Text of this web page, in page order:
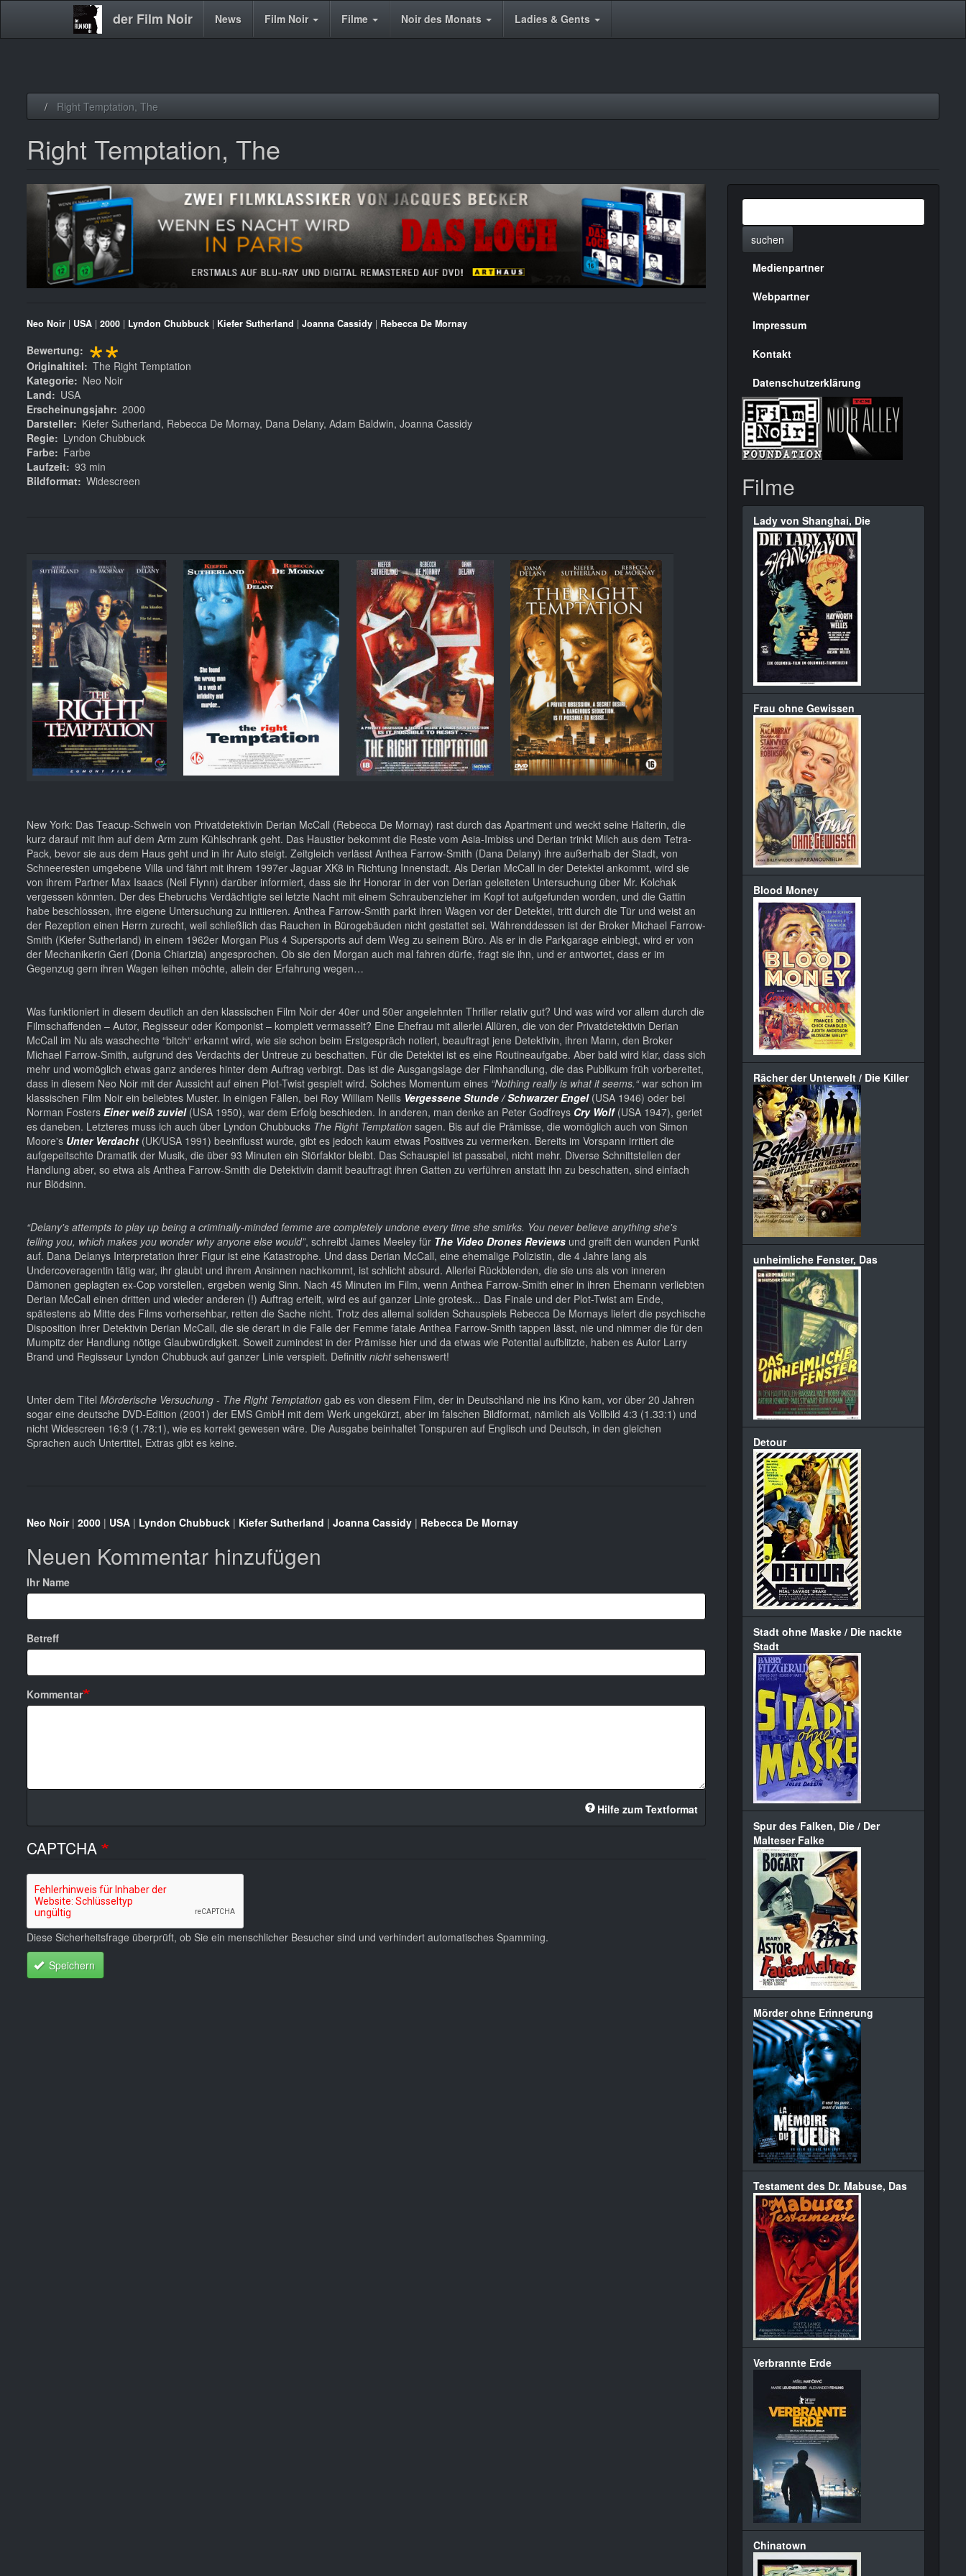
der Film Noir
Main News Film Noir Filme Noir des Monats Ladies & Gents
Right Temptation, The
Right Temptation, The
Neo Noir | USA | 2000 | Lyndon Chubbuck | Kiefer Sutherland | Joanna Cassidy | Rebecca De Mornay
Bewertung **
Originaltitel
The Right Temptation
Kategorie
Neo Noir
Land
USA
Erscheinungsjahr 2000
Darsteller
Kiefer Sutherland, Rebecca De Mornay, Dana Delany, Adam Baldwin, Joanna Cassidy
Regie
Lyndon Chubbuck
Farbe
Farbe
Laufzeit 93 min
Bildformat Widescreen
New York: Das Teacup-Schwein von Privatdetektivin Derian McCall (Rebecca De Mornay) rast durch das Apartment und weckt seine Halterin, die
kurz darauf mit ihm auf dem Arm zum Kühlschrank geht. Das Haustier bekommt die Reste vom Asia-Imbiss und Derian trinkt Milch aus dem Tetra-
Pack, bevor sie aus dem Haus geht und in ihr Auto steigt. Zeitgleich verlässt Anthea Farrow-Smith (Dana Delany) ihre außerhalb der Stadt, von
Schneeresten umgebene Villa und fährt mit ihrem 1997er Jaguar XK8 in Richtung Innenstadt. Als Derian McCall in der Detektei ankommt, wird sie
von ihrem Partner Max Isaacs (Neil Flynn) darüber informiert, dass sie ihr Honorar in der von Derian geleiteten Untersuchung über Mr. Kolchak
vergessen könnten. Der des Ehebruchs Verdächtigte sei letzte Nacht mit einem Schraubenzieher im Kopf tot aufgefunden worden, und die Gattin
habe beschlossen, ihre eigene Untersuchung zu initiieren. Anthea Farrow-Smith parkt ihren Wagen vor der Detektei, tritt durch die Tür und weist an
der Rezeption einen Herrn zurecht, weil schließlich das Rauchen in Bürogebäuden nicht gestattet sei. Währenddessen ist der Broker Michael Farrow-
Smith (Kiefer Sutherland) in einem 1962er Morgan Plus 4 Supersports auf dem Weg zu seinem Büro. Als er in die Parkgarage einbiegt, wird er von
der Mechanikerin Geri (Donia Chiarizia) angesprochen. Ob sie den Morgan auch mal fahren dürfe, fragt sie ihn, und er antwortet, dass er im
Gegenzug gern ihren Wagen leihen möchte, allein der Erfahrung wegen…
Was funktioniert in diesem deutlich an den klassischen Film Noir der 40er und 50er angelehnten Thriller relativ gut? Und was wird vor allem durch die
Filmschaffenden – Autor, Regisseur oder Komponist – komplett vermasselt? Eine Ehefrau mit allerlei Allüren, die von der Privatdetektivin Derian
McCall im Nu als waschechte “bitch“ erkannt wird, wie sie schon beim Erstgespräch notiert, beauftragt jene Detektivin, ihren Mann, den Broker
Michael Farrow-Smith, aufgrund des Verdachts der Untreue zu beschatten. Für die Detektei ist es eine Routineaufgabe. Aber bald wird klar, dass sich
mehr und womöglich etwas ganz anderes hinter dem Auftrag verbirgt. Das ist die Ausgangslage der Filmhandlung, die das Publikum früh vorbereitet,
dass in diesem Neo Noir mit der Aussicht auf einen Plot-Twist gespielt wird. Solches Momentum eines “Nothing really is what it seems.“war schon im
klassischen Film Noir ein beliebtes Muster. In einigen Fällen, bei Roy William Neills Vergessene Stunde / Schwarzer Engel(USA 1946) oder bei
Norman Fosters Einer weiß zuviel(USA 1950), war dem Erfolg beschieden. In anderen, man denke an Peter Godfreys Cry Wolf(USA 1947), geriet
es daneben. Letzteres muss ich auch über Lyndon Chubbucks The Right Temptation sagen. Bis auf die Prämisse, die womöglich auch von Simon
Moore's Unter Verdacht (UK/USA 1991) beeinflusst wurde, gibt es jedoch kaum etwas Positives zu vermerken. Bereits im Vorspann irritiert die
aufgepeitschte Dramatik der Musik, die über 93 Minuten ein Störfaktor bleibt. Das Schauspiel ist passabel, nicht mehr. Diverse Schnittstellen der
Handlung aber, so etwa als Anthea Farrow-Smith die Detektivin damit beauftragt ihren Gatten zu verführen anstatt ihn zu beschatten, sind einfach
nur Blödsinn.
“Delany's attempts to play up being a criminally-minded femme are completely undone every time she smirks. You never believe anything she's
telling you, which makes you wonder why anyone else would”, schreibt James Meeley für The Video Drones Reviews und greift den wunden Punkt
auf. Dana Delanys Interpretation ihrer Figur ist eine Katastrophe. Und dass Derian McCall, eine ehemalige Polizistin, die 4 Jahre lang als
Undercoveragentin tätig war, ihr glaubt und ihrem Ansinnen nachkommt, ist schlicht absurd. Allerlei Rückblenden, die sie uns als von inneren
Dämonen geplagten ex-Cop vorstellen, ergeben wenig Sinn. Nach 45 Minuten im Film, wenn Anthea Farrow-Smith einer in ihren Ehemann verliebten
Derian McCall einen dritten und wieder anderen (!) Auftrag erteilt, wird es auf ganzer Linie grotesk... Das Finale und der Plot-Twist am Ende,
spätestens ab Mitte des Films vorhersehbar, retten die Sache nicht. Trotz des allemal soliden Schauspiels Rebecca De Mornays liefert die psychische
Disposition ihrer Detektivin Derian McCall, die sie derart in die Falle der Femme fatale Anthea Farrow-Smith tappen lässt, nie und nimmer die für den
Mumpitz der Handlung nötige Glaubwürdigkeit. Soweit zumindest in der Prämisse hier und da etwas wie Potential aufblitzte, haben es Autor Larry
Brand und Regisseur Lyndon Chubbuck auf ganzer Linie verspielt. Definitiv nichtsehenswert!
Unter dem Titel Mörderische Versuchung - The Right Temptation gab es von diesem Film, der in Deutschland nie ins Kino kam, vor über 20 Jahren
sogar eine deutsche DVD-Edition (2001) der EMS GmbH mit dem Werk ungekürzt, aber im falschen Bildformat, nämlich als Vollbild 4:3 (1.33:1) und
nicht Widescreen 16:9 (1.78:1), wie es korrekt gewesen wäre. Die Ausgabe beinhaltet Tonspuren auf Englisch und Deutsch, in den gleichen
Sprachen auch Untertitel, Extras gibt es keine.
Neo Noir| 2000 | USA | Lyndon Chubbuck | Kiefer Sutherland | Joanna Cassidy | Rebecca De Mornay
Neuen Kommentar hinzufügen
Ihr Name
Betreff
Kommentar
Hilfe zum Textformat
CAPTCHA
Diese Sicherheitsfrage überprüft, ob Sie ein menschlicher Besucher sind und verhindert automatisches Spamming.
Speichern
suchen
Menülinks
rechte
Seite
Medienpartner
Webpartner
Impressum
Kontakt
Datenschutzerklärung
Filme
Lady von Shanghai, Die
Frau ohne Gewissen
Blood Money
Rächer der Unterwelt / Die Killer
unheimliche Fenster, Das
Detour
Stadt ohne Maske / Die nackte
Stadt
Spur des Falken, Die / Der
Malteser Falke
Mörder ohne Erinnerung
Testament des Dr. Mabuse, Das
Verbrannte Erde
Chinatown